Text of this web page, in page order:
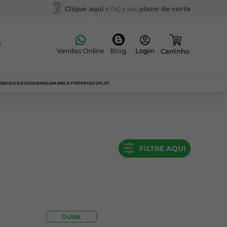
Clique aqui e faça seu plano de corte
Vendas Online Blog
DE SEGURANÇAMARCA PRÓPRIAOUTLET
FILTRE AQUI
Outlet